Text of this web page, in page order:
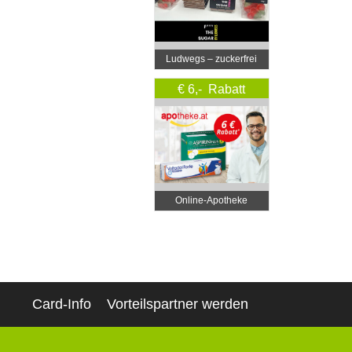
Ludwegs – zuckerfrei
leben
€ 6,- Rabatt
Online‑Apotheke
Card-Info Vorteilspartner werden